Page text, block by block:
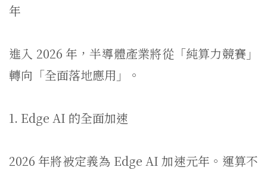
年
進入 2026 年，半導體產業將從「純算力競賽」
轉向「全面落地應用」。
1. Edge AI 的全面加速
2026 年將被定義為 Edge AI 加速元年。運算不